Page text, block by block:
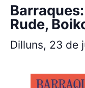
Rude,
Dilluns, 23 de